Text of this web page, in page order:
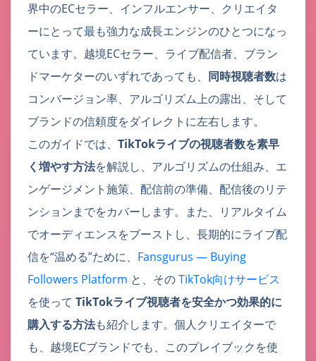
界中のECセラー、インフルエンサー、クリエイタ
ーにとって最も強力な成長エンジンのひとつになっ
ています。越境ECセラー、ライブ配信者、ブラン
ドマーケターのいずれであっても、 同時視聴者数は
コンバージョン率、アルゴリズム上の露出、そして
ブランドの信頼度をダイレクトに左右します。
このガイドでは、 TikTokライブの視聴者数を素早
く増やす方法を解説し、アルゴリズムの仕組み、エ
ンゲージメント施策、配信前の準備、配信後のリテ
ンションまでをカバーします。また、リアルタイム
でオーディエンスをブーストし、長期的にライブ配
信を“温める”ために、 Fansgurus — Buying
Followers Platform と、そのTikTok向けサービス
を使って TikTokライブ視聴者を安全かつ効果的に
購入する方法も紹介します。個人クリエイターで
も、越境ECブランドでも、このプレイブックを使